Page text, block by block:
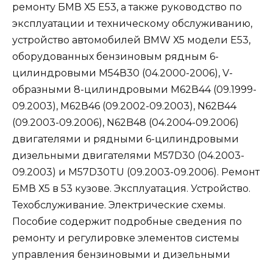
ремонту БМВ Х5 Е53, а также руководство по
эксплуатации и техническому обслуживанию,
устройство автомобилей BMW Х5 модели Е53,
оборудованных бензиновым рядным 6-
цилиндровыми М54В30 (04.2000-2006), V-
образными 8-цилиндровыми М62В44 (09.1999-
09.2003), М62В46 (09.2002-09.2003), N62B44
(09.2003-09.2006), N62B48 (04.2004-09.2006)
двигателями и рядными 6-цилиндровыми
дизельными двигателями M57D30 (04.2003-
09.2003) и M57D30TU (09.2003-09.2006). Ремонт
БМВ Х5 в 53 кузове. Эксплуатация. Устройство.
Техобслуживание. Электрические схемы.
Пособие содержит подробные сведения по
ремонту и регулировке элементов системы
управления бензиновыми и дизельными